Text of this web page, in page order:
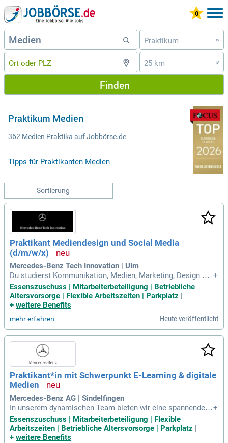
Praktikum »
25 km »
Finden
Praktikum Medien
362 Medien Praktika auf Jobbörse.de
Tipps für Praktikanten Medien
Sortierung
Praktikant Mediendesign und Social Media
(d/m/w/x)
Mercedes-Benz Tech Innovation | Ulm
Du studierst Kommunikation, Medien, Marketing, Design od
er einen vergleichbaren Studiengang. Du bringst erste prakti
sche Erfahrungen im Bereich Kommunikation, Content Crea
tion oder Social Media mit.
+
Essenszuschuss | Mitarbeiterbeteiligung | Betriebliche
Altersvorsorge | Flexible Arbeitszeiten | Parkplatz |
+ weitere Benefits
mehr erfahren Heute veröffentlicht
Praktikant*in mit Schwerpunkt E-Learning & digitale
Medien
Mercedes-Benz AG | Sindelfingen
In unserem dynamischen Team bieten wir eine spannende P
raktikumsstelle mit Fokus auf die Entwicklung von E-Learni
ngs zu zukunftsrelevanten Themen. Du arbeitest kreativ im
Tech Academy Filmstudio mit, indem du Schulungsvideos d
+
Essenszuschuss | Mitarbeiterbeteiligung | Flexible
Arbeitszeiten | Betriebliche Altersvorsorge | Parkplatz
+ weitere Benefits